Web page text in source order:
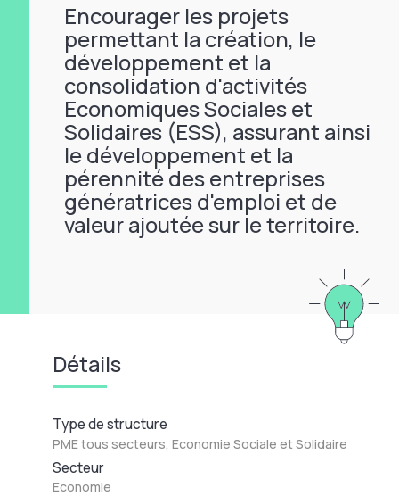
Encourager les projets
permettant la création, le
développement et la
consolidation d'activités
Economiques Sociales et
Solidaires (ESS), assurant ainsi
le développement et la
pérennité des entreprises
génératrices d'emploi et de
valeur ajoutée sur le territoire.
Détails
Type de structure
PME tous secteurs, Economie Sociale et Solidaire
Secteur
Economie